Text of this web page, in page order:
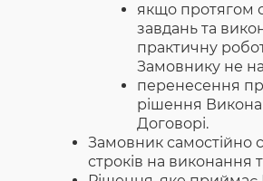
якщо протягом
завдань та
практичну
Замовнику не
перенесення
рішення
Договорі.
Замовник самостійно
строків на виконання